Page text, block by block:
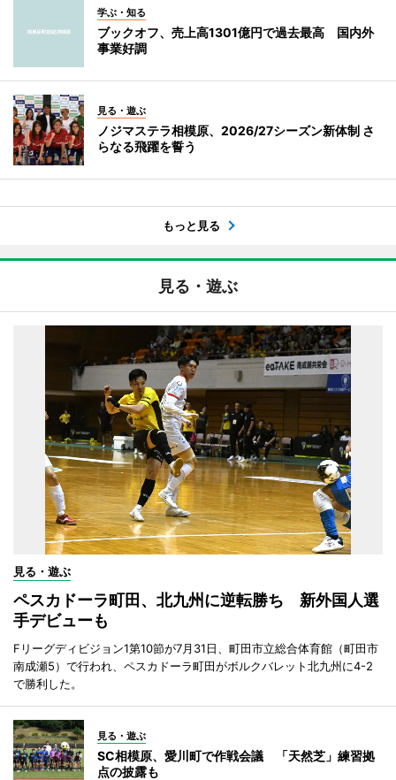
学ぶ・知る
ブックオフ、売上高1301億円で過去最高 国内外
事業好調
見る・遊ぶ
ノジマステラ相模原、2026/27シーズン新体制 さ
らなる飛躍を誓う
もっと見る
見る・遊ぶ
見る・遊ぶ
ペスカドーラ町田、北九州に逆転勝ち 新外国人選
手デビューも
Fリーグディビジョン1第10節が7月31日、町田市立総合体育館（町田市
南成瀬5）で行われ、ペスカドーラ町田がボルクバレット北九州に4-2
で勝利した。
見る・遊ぶ
SC相模原、愛川町で作戦会議 「天然芝」練習拠
点の披露も